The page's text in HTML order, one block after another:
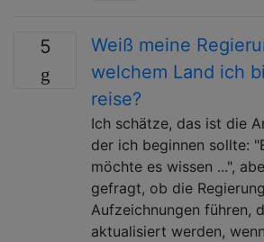
5
Weiß meine
welchem ​​Land ich
reise?
Ich schätze, das ist die
der ich beginnen sollte:
möchte es wissen ...",
gefragt, ob die
Aufzeichnungen führen,
aktualisiert werden,